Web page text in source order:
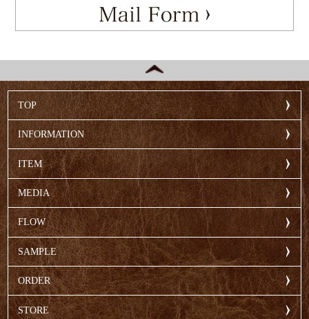
TOP
INFORMATION
ITEM
MEDIA
FLOW
SAMPLE
ORDER
STORE